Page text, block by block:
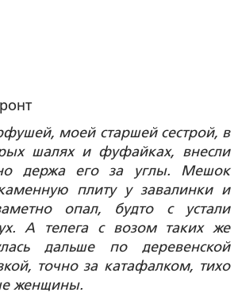
моей старшей сестрой, в
шалях и фуфайках, внесли
держа его за углы. Мешок
плиту у завалинки и
опал, будто с устали
А телега с возом таких же
дальше по деревенской
точно за катафалком, тихо
женщины.